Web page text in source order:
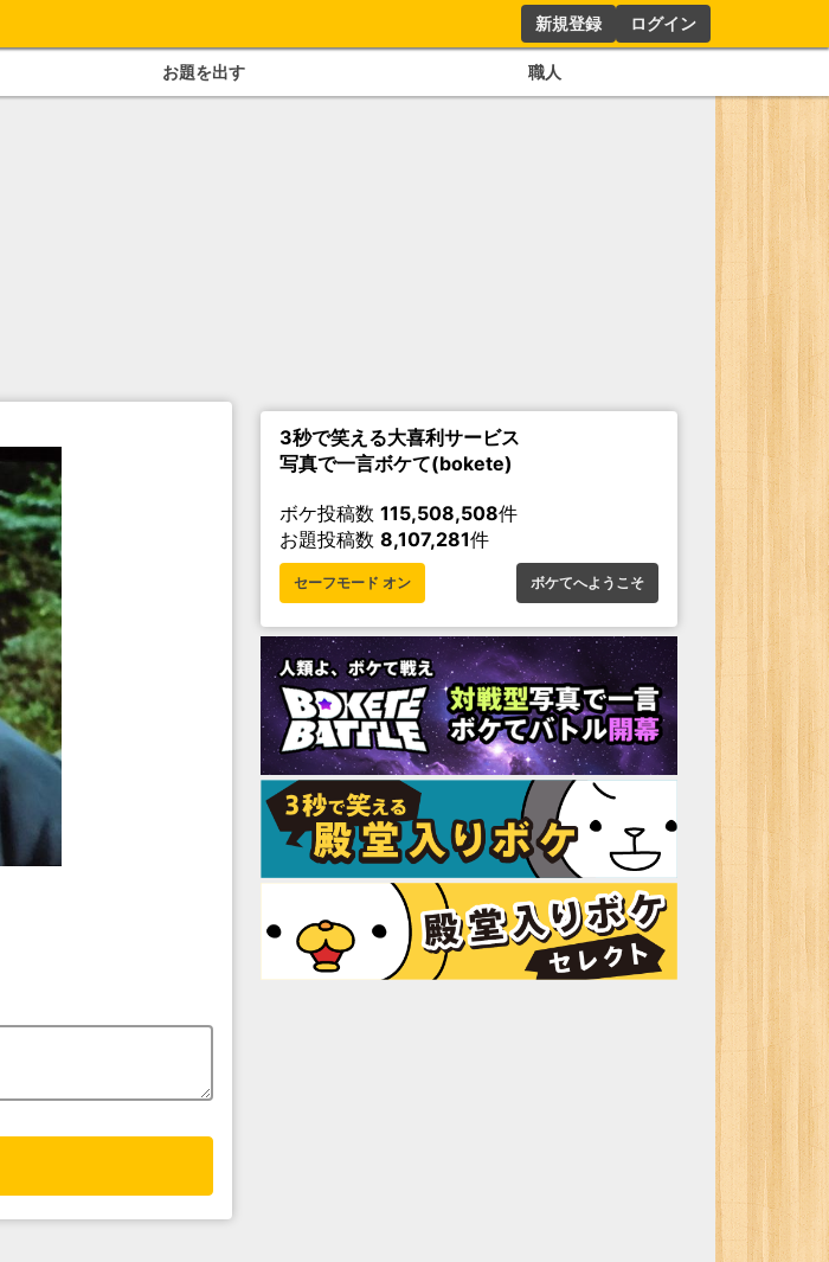
新規登録 ログイン
お題を出す 職人
3秒で笑える大喜利サービス
写真で一言ボケて(bokete)
ボケ投稿数 115,508,508件
お題投稿数 8,107,281件
セーフモード オン ボケてへようこそ